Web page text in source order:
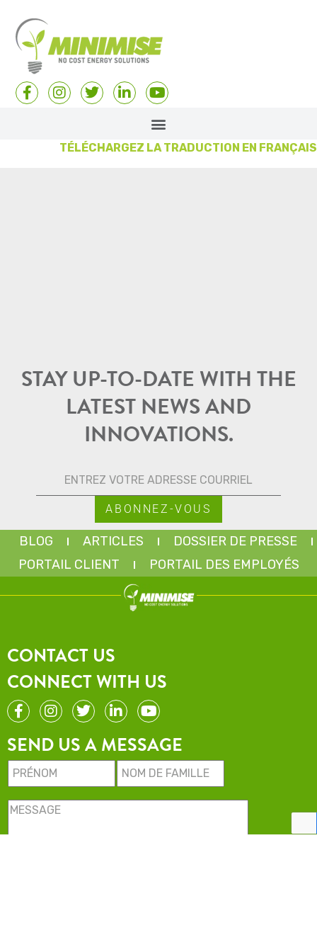
TÉLÉCHARGEZ LA TRADUCTION EN FRANÇAIS
STAY UP-TO-DATE WITH THE
LATEST NEWS AND
INNOVATIONS.
BLOG ARTICLES
DOSSIER DE PRESSE
PORTAIL CLIENT
PORTAIL DES EMPLOYÉS
CONTACT US
CONNECT WITH US
SEND US A MESSAGE